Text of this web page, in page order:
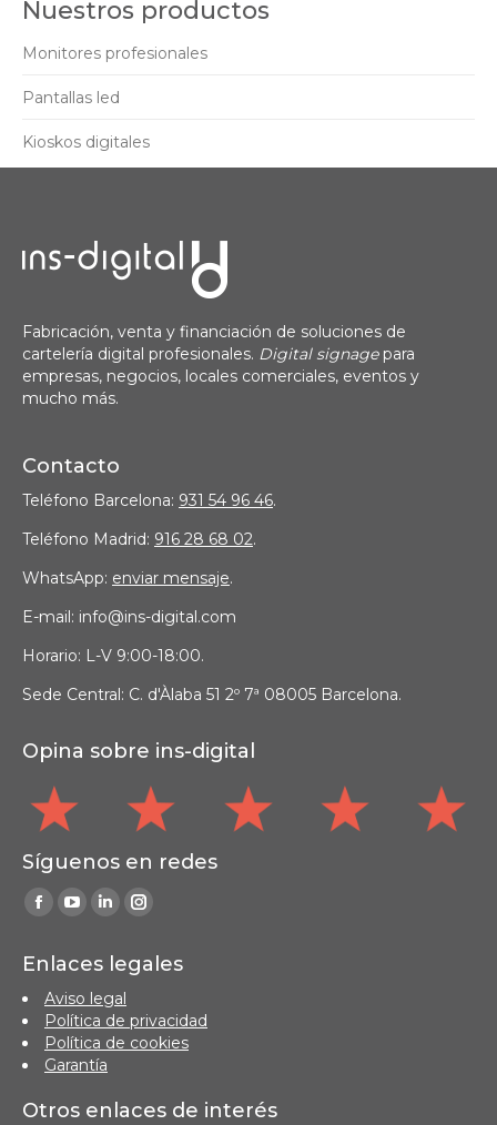
Nuestros productos
Monitores profesionales
Pantallas led
Kioskos digitales
Fabricación, venta y financiación de soluciones de
cartelería digital profesionales. Digital signage para
empresas, negocios, locales comerciales, eventos y
mucho más.
Contacto
Teléfono Barcelona: 931 54 96 46.
Teléfono Madrid: 916 28 68 02.
WhatsApp: enviar mensaje.
E-mail: info@ins-digital.com
Horario: L-V 9:00-18:00.
Sede Central: C. d'Àlaba 51 2º 7ª 08005 Barcelona.
Opina sobre ins-digital
Síguenos en redes
Find us on:
Facebook
opens
in
new
window
YouTube
opens
in
new
window
Linkedin
opens
in
new
window
Instagram
opens
new
Enlaces legales
Aviso legal
Política de privacidad
Política de cookies
Garantía
Otros enlaces de interés